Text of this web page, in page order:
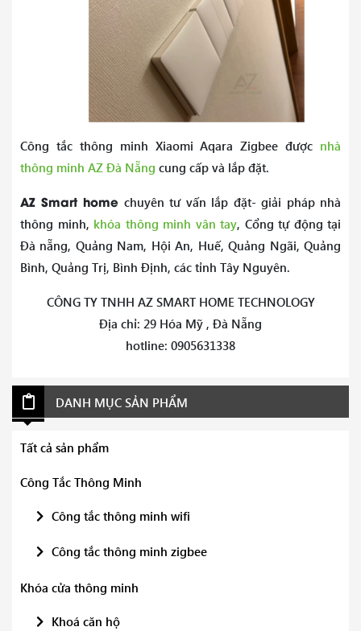
Công tắc thông minh Xiaomi Aqara Zigbee được nhà
thông minh AZ Đà Nẵng cung cấp và lắp đặt.
AZ Smart home chuyên tư vấn lắp đặt- giải pháp nhà
thông minh, khóa thông minh vân tay, Cổng tự động tại
Đà nẵng, Quảng Nam, Hội An, Huế, Quảng Ngãi, Quảng
Bình, Quảng Trị, Bình Định, các tỉnh Tây Nguyên.
CÔNG TY TNHH AZ SMART HOME TECHNOLOGY
Địa chỉ: 29 Hóa Mỹ , Đà Nẵng
hotline: 0905631338
DANH MỤC SẢN PHẨM
Tất cả sản phẩm
Công Tắc Thông Minh
Công tắc thông minh wifi
Công tắc thông minh zigbee
Khóa cửa thông minh
Khoá căn hộ